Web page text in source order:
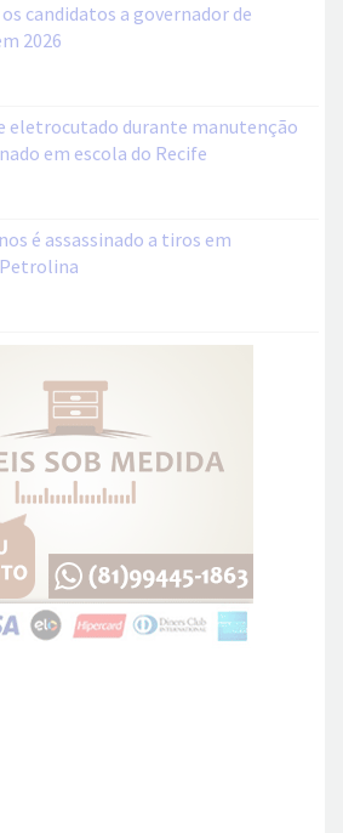
candidatos a governador de
2026
eletrocutado durante manutenção
em escola do Recife
é assassinado a tiros em